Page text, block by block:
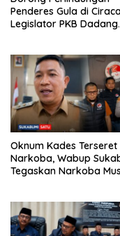
Penderes Gula di
Legislator PKB Dadang
Ketenagakerjaan
Oknum Kades Terseret
Narkoba, Wabup
Tegaskan Narkoba